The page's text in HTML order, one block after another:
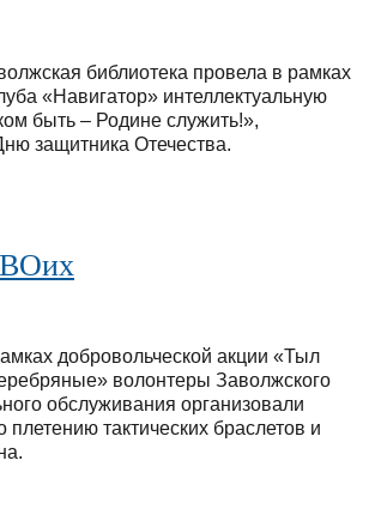
библиотека провела в рамках
«Навигатор» интеллектуальную
быть – Родине служить!»,
защитника Отечества.
добровольческой акции «Тыл
волонтеры Заволжского
обслуживания организовали
плетению тактических браслетов и